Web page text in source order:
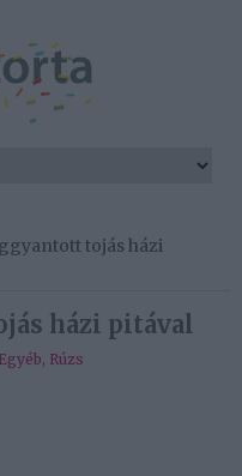
tojás házi
házi pitával
Egyéb, Rúzs